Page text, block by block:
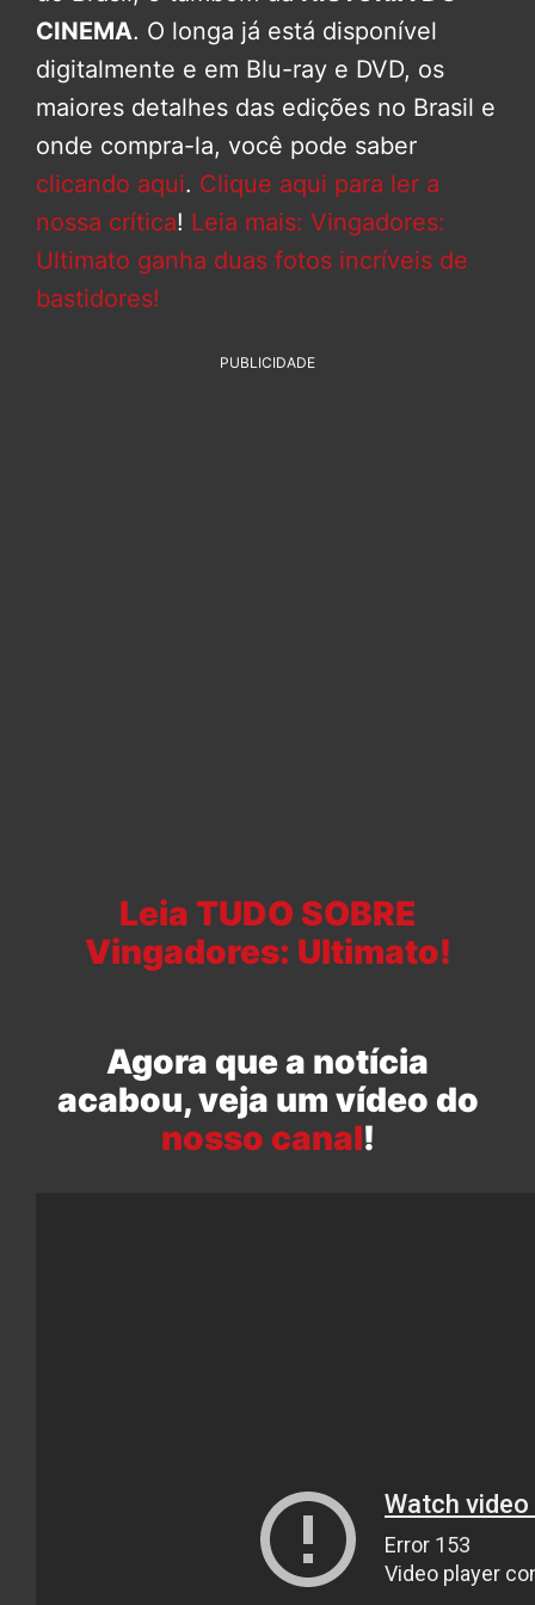
CINEMA. O longa já está disponível
digitalmente e em Blu-ray e DVD, os
maiores detalhes das edições no Brasil e
onde compra-la, você pode saber
clicando aqui. Clique aqui para ler a
nossa crítica! Leia mais: Vingadores:
Ultimato ganha duas fotos incríveis de
bastidores!
PUBLICIDADE
Leia TUDO SOBRE
Vingadores: Ultimato!
Agora que a notícia
acabou, veja um vídeo do
nosso canal!